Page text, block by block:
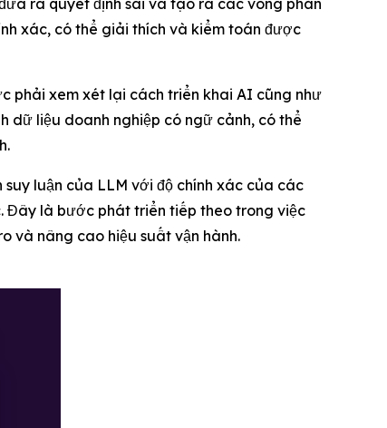
ra quyết định sai và tạo ra các vòng phản
xác, có thể giải thích và kiểm toán được
phải xem xét lại cách triển khai AI cũng như
dữ liệu doanh nghiệp có ngữ cảnh, có thể
luận của LLM với độ chính xác của các
Đây là bước phát triển tiếp theo trong việc
và nâng cao hiệu suất vận hành.